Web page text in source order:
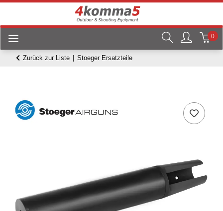
0
Zurück zur Liste Stoeger Ersatzteile